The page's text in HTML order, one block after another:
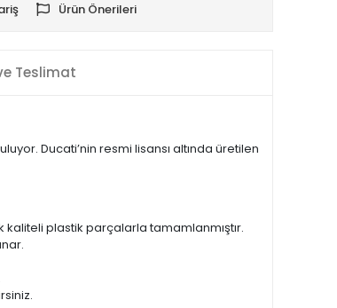
Ürün Önerileri
Teslimat
Ducati’nin resmi lisansı altında üretilen
plastik parçalarla tamamlanmıştır.